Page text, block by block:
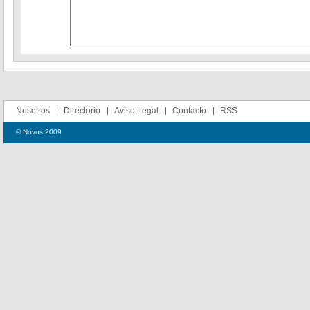
Nosotros Directorio Aviso Legal Contacto RSS
© Novus 2009